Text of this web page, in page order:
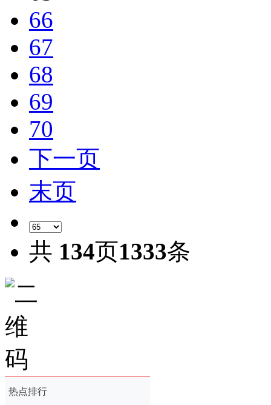
66
67
68
69
70
下一页
末页
共 134页1333条
热点排行